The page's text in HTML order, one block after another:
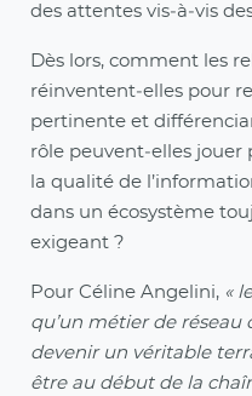
des attentes vis‑à‑vis
Dès lors, comment les
réinventent‑elles pour
pertinente et
rôle peuvent‑elles
la qualité de
dans un écosystème
exigeant ?
Pour Céline Angelini, «
qu’un métier de réseau
devenir un véritable
être au début de la